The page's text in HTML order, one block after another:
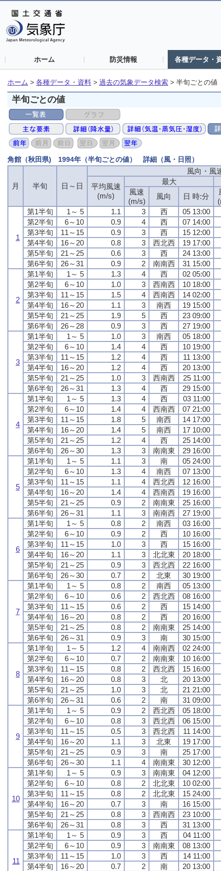
ホーム 防災情報 各種データ・
ホーム > 各種データ・資料 > 過去の気象データ検索 > 半旬ごとの値
半旬ごとの値
角館（秋田県) 1994年（半旬ごとの値） 詳細（風・日照）
月 半旬 日～日
風向・風
平均風速
(m/s)
最大
風速
(m/s)
風向 日 時:分
1
第1半旬 1～ 5 1.1 3 西
05 13:00
第2半旬
6～10 0.9 4 西
07 14:00
第3半旬
11～15 0.9 3 西
15 12:00
第4半旬
16～20 0.8 3 西北西
19 17:00
第5半旬
21～25 0.6 3 西
24 13:00
第6半旬
26～31 0.9 2 南南西 31 15:00
2
第1半旬 1～ 5 1.3 4 西
02 05:00
第2半旬
6～10 1.0 3 西南西
10 18:00
第3半旬
11～15 1.5 4 西南西
14 02:00
第4半旬
16～20 1.1 3 南西
19 15:00
第5半旬
21～25 1.9 5 西
23 09:00
第6半旬
26～28 0.9 3 西 27 19:00
3
第1半旬 1～ 5 1.0 3 南西
05 18:00
第2半旬
6～10 1.4 4 西
10 19:00
第3半旬
11～15 1.2 4 西
11 13:00
第4半旬
16～20 1.2 4 西
20 13:00
第5半旬
21～25 1.0 3 西南西
25 11:00
第6半旬
26～31 1.3 4 西 29 15:00
4
第1半旬 1～ 5 1.3 4 西
03 11:00
第2半旬
6～10 1.4 4 西南西
07 21:00
第3半旬
11～15 1.8 5 南西
14 17:00
第4半旬
16～20 1.4 5 南西
17 10:00
第5半旬
21～25 1.2 4 西
25 14:00
第6半旬
26～30 1.3 3 南南東 29 16:00
5
第1半旬 1～ 5 1.1 3 南
05 24:00
第2半旬
6～10 1.3 4 南西
07 13:00
第3半旬
11～15 1.1 4 西北西
12 16:00
第4半旬
16～20 1.4 4 西南西
19 16:00
第5半旬
21～25 0.9 2 南南東
25 16:00
第6半旬
26～31 1.1 3 南南西 27 19:00
6
第1半旬 1～ 5 0.8 2 南西
03 16:00
第2半旬
6～10 0.9 2 西
10 16:00
第3半旬
11～15 1.0 3 西
15 16:00
第4半旬
16～20 1.1 3 北北東
20 18:00
第5半旬
21～25 0.9 3 西北西
22 16:00
第6半旬
26～30 0.7 2 北東 30 19:00
7
第1半旬 1～ 5 0.8 2 南西
05 13:00
第2半旬
6～10 0.6 2 西北西
08 16:00
第3半旬
11～15 0.6 2 西
15 14:00
第4半旬
16～20 0.8 2 西
20 16:00
第5半旬
21～25 0.8 2 南南東
25 14:00
第6半旬
26～31 0.9 3 南 30 15:00
8
第1半旬 1～ 5 1.2 4 南南西
02 24:00
第2半旬
6～10 0.7 2 南南東
10 16:00
第3半旬
11～15 0.8 2 西北西
15 16:00
第4半旬
16～20 0.8 3 北
20 13:00
第5半旬
21～25 1.0 3 北
21 21:00
第6半旬
26～31 0.6 2 南 31 09:00
9
第1半旬 1～ 5 0.9 2 西北西
05 18:00
第2半旬
6～10 0.8 3 西北西
06 15:00
第3半旬
11～15 0.5 3 西北西
11 14:00
第4半旬
16～20 1.1 3 北東
19 17:00
第5半旬
21～25 0.9 3 南
25 17:00
第6半旬
26～30 1.1 4 南南東 30 12:00
10
第1半旬 1～ 5 0.9 3 南南東
04 12:00
第2半旬
6～10 0.8 2 北北東
10 02:00
第3半旬
11～15 0.8 2 北北東
15 24:00
第4半旬
16～20 0.7 3 南
16 15:00
第5半旬
21～25 0.8 3 西南西
23 10:00
第6半旬
26～31 0.8 3 西 31 13:00
11
第1半旬 1～ 5 0.9 3 西
04 11:00
第2半旬
6～10 0.9 3 南南東
08 13:00
第3半旬
11～15 1.0 3 西
14 11:00
第4半旬
16～20 0.7 2 南
20 13:00